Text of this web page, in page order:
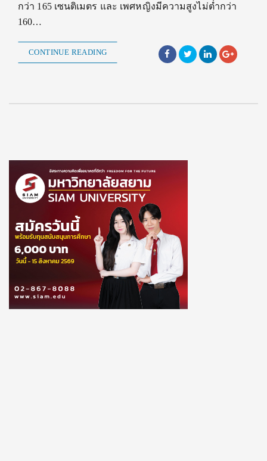
กว่า 165 เซนติเมตร และ เพศหญิงมีความสูงไม่ต่ำกว่า
160…
CONTINUE READING